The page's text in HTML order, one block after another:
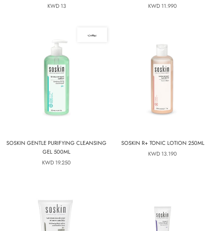
11.990 KWD
13 KWD
SOSKIN R+ TONIC LOTION 250ML
13.190 KWD
بيعت
SOSKIN GENTLE PURIFYING CLEANSING
GEL 500ML
19.250 KWD